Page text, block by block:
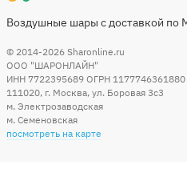
Воздушные шары с доставкой по
© 2014-2026 Sharonline.ru
ООО "ШАРОНЛАЙН"
ИНН 7722395689 ОГРН 1177746361880
111020, г. Москва, ул. Боровая 3c3
м. Электрозаводская
м. Семеновская
посмотреть на карте